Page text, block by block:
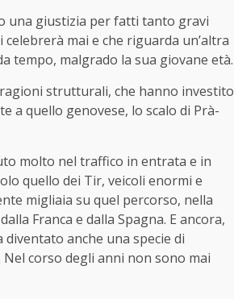
una giustizia per fatti tanto gravi
mai e che riguarda un’altra
tempo, malgrado la sua giovane età.
strutturali, che hanno investito
a quello genovese, lo scalo di Prà-
molto nel traffico in entrata e in
quello dei Tir, veicoli enormi e
migliaia su quel percorso, nella
Franca e dalla Spagna. E ancora,
anche una specie di
corso degli anni non sono mai